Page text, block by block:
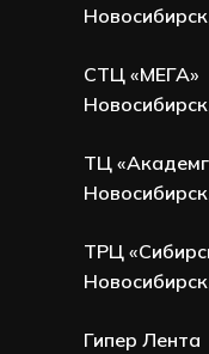
СТЦ «МЕГА»
ТЦ
ТРЦ
Гипер Лента